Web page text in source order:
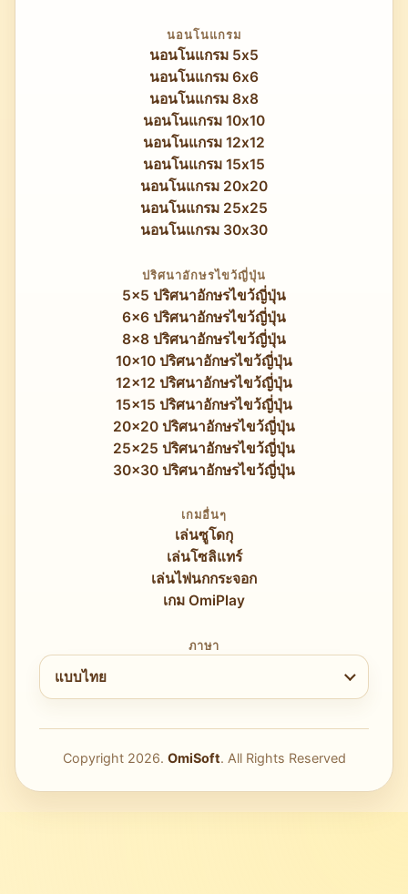
นอนโนแกรม
นอนโนแกรม 5x5
นอนโนแกรม 6x6
นอนโนแกรม 8x8
นอนโนแกรม 10x10
นอนโนแกรม 12x12
นอนโนแกรม 15x15
นอนโนแกรม 20x20
นอนโนแกรม 25x25
นอนโนแกรม 30x30
ปริศนาอักษรไขว้ญี่ปุ่น
5x5 ปริศนาอักษรไขว้ญี่ปุ่น
6x6 ปริศนาอักษรไขว้ญี่ปุ่น
8x8 ปริศนาอักษรไขว้ญี่ปุ่น
10x10 ปริศนาอักษรไขว้ญี่ปุ่น
12x12 ปริศนาอักษรไขว้ญี่ปุ่น
15x15 ปริศนาอักษรไขว้ญี่ปุ่น
20x20 ปริศนาอักษรไขว้ญี่ปุ่น
25x25 ปริศนาอักษรไขว้ญี่ปุ่น
30x30 ปริศนาอักษรไขว้ญี่ปุ่น
เกมอื่นๆ
เล่นซูโดกุ
เล่นโซลิแทร์
เล่นไพ่นกกระจอก
เกม OmiPlay
ภาษา
เลือกราษา
แบบไทย
Copyright 2026. OmiSoft. All Rights Reserved